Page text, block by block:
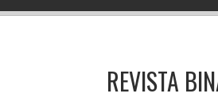
REVISTA